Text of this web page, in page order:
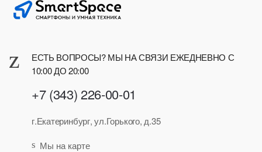
ЕСТЬ ВОПРОСЫ? МЫ НА СВЯЗИ ЕЖЕДНЕВНО С
10:00 ДО 20:00
+7 (343) 226-00-01
г.Екатеринбург, ул.Горького, д.35
Мы на карте